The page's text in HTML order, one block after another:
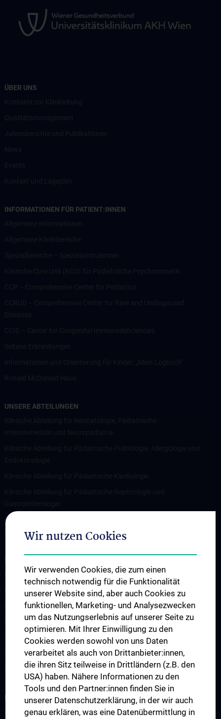
ÜBER UNS
INFORMATIONEN FÜR PATIENT:INNEN
UNSERE ABTEILUNGEN
Klinische Abteilung für Allgemeine Pädiatrie und pädiatrische
Hämato-Onkologie/St. Anna Kinderspital
STUDIUM, AUS- UND WEITERBILDUNG
Lehre an der Universitätsklinik für Kinder- und Jugendheilkunde
Fragen und Antworten
Famulaturen
Klinisch-Praktisches Jahr (KPJ)
Zentrum für pädiatrische Simulation und Patient:innensicherheit
Ultraschallausbildung
Lehre an der MedUni Wien
FORSCHUNG
Forschung an der Universitätsklinik für Kinder- und
Wir nutzen Cookies
Wir verwenden Cookies, die zum einen
technisch notwendig für die Funktionalität
unserer Website sind, aber auch Cookies zu
funktionellen, Marketing- und Analysezwecken
um das Nutzungserlebnis auf unserer Seite zu
optimieren. Mit Ihrer Einwilligung zu den
Cookies werden sowohl von uns Daten
verarbeitet als auch von Drittanbieter:innen,
die ihren Sitz teilweise in Drittländern (z.B. den
USA) haben. Nähere Informationen zu den
Tools und den Partner:innen finden Sie in
unserer Datenschutzerklärung, in der wir auch
genau erklären, was eine Datenübermittlung in